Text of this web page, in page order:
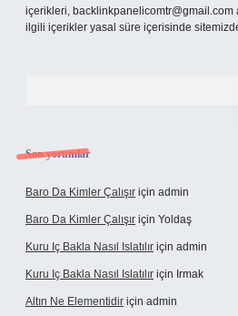
içerikleri, backlinkpanelicomtr@gmail.com
ilgili içerikler yasal süre içerisinde
Son yorumlar
Baro Da Kimler Çalışır için admin
Baro Da Kimler Çalışır için Yoldaş
Kuru Iç Bakla Nasıl Islatılır için admin
Kuru Iç Bakla Nasıl Islatılır için Irmak
Altın Ne Elementidir için admin